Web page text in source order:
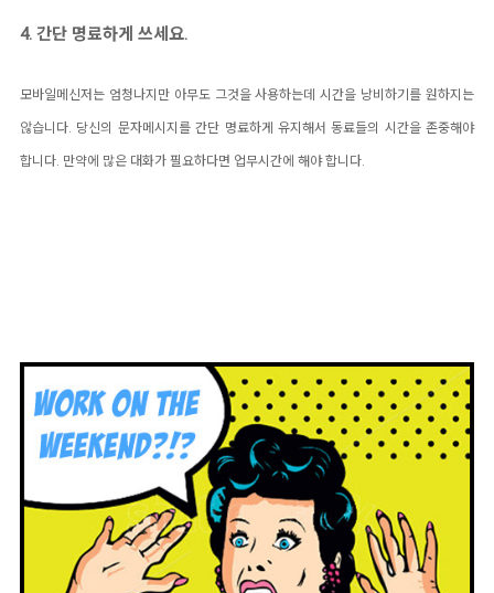
4. 간단 명료하게 쓰세요.
모바일메신저는 엄청나지만 아무도 그것을 사용하는데 시간을 낭비하기를 원하지는
않습니다. 당신의 문자메시지를 간단 명료하게 유지해서 동료들의 시간을 존중해야
합니다. 만약에 많은 대화가 필요하다면 업무시간에 해야 합니다.